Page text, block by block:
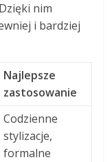
nim
i bardziej
Najlepsze
zastosowanie
Codzienne
stylizacje,
formalne